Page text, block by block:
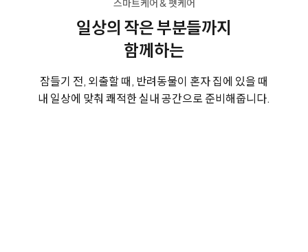
스마트케어 & 펫케어
일상의 작은 부분들까지
함께하는
잠들기 전, 외출할 때, 반려동물이 혼자 집에 있을 때
내 일상에 맞춰 쾌적한 실내 공간으로 준비해줍니다.